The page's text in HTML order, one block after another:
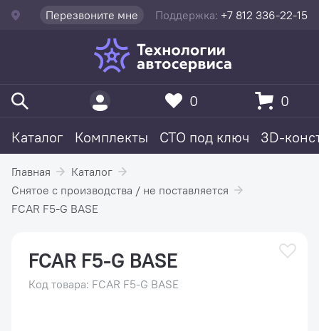
Перезвоните мне Поддержка: +7 812 336-22-15
Каталог Комплекты СТО под ключ 3D-
0 0
Главная
Каталог
Снятое с производства / не поставляется
FCAR F5-G BASE
FCAR F5-G BASE
Код товара: FCAR F5-G BASE